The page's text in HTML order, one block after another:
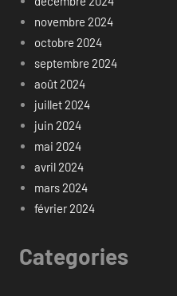
novembre 2024
octobre 2024
septembre 2024
août 2024
juillet 2024
juin 2024
mai 2024
avril 2024
mars 2024
février 2024
Categories